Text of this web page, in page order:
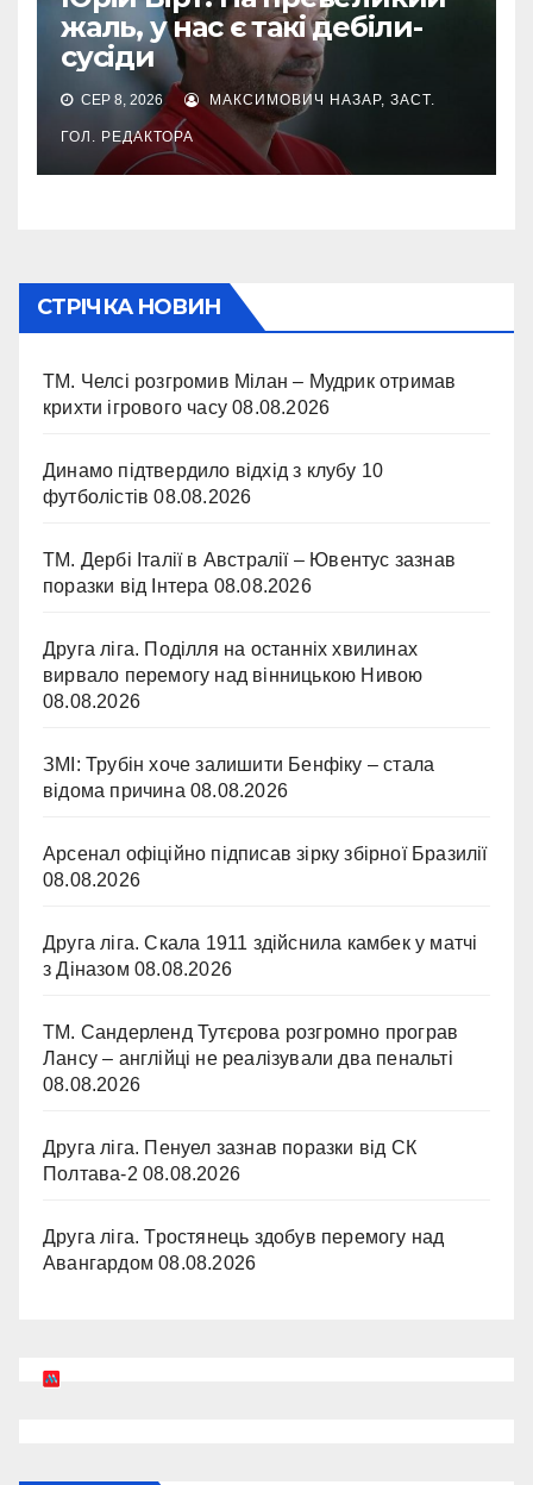
жаль, у нас є такі дебіли-
сусіди
СЕР 8, 2026 МАКСИМОВИЧ НАЗАР, ЗАСТ.
ГОЛ. РЕДАКТОРА
СТРІЧКА НОВИН
ТМ. Челсі розгромив Мілан – Мудрик отримав
крихти ігрового часу 08.08.2026
Динамо підтвердило відхід з клубу 10
футболістів 08.08.2026
ТМ. Дербі Італії в Австралії – Ювентус зазнав
поразки від Інтера 08.08.2026
Друга ліга. Поділля на останніх хвилинах
вирвало перемогу над вінницькою Нивою
08.08.2026
ЗМІ: Трубін хоче залишити Бенфіку – стала
відома причина 08.08.2026
Арсенал офіційно підписав зірку збірної Бразилії
08.08.2026
Друга ліга. Скала 1911 здійснила камбек у матчі
з Діназом 08.08.2026
ТМ. Сандерленд Тутєрова розгромно програв
Лансу – англійці не реалізували два пенальті
08.08.2026
Друга ліга. Пенуел зазнав поразки від СК
Полтава-2 08.08.2026
Друга ліга. Тростянець здобув перемогу над
Авангардом 08.08.2026